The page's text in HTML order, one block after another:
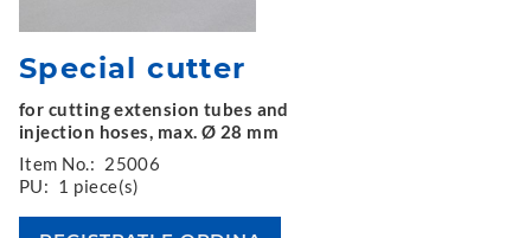
Special cutter
for cutting extension tubes and
injection hoses, max. Ø 28 mm
Item No.: 25006
PU: 1 piece(s)